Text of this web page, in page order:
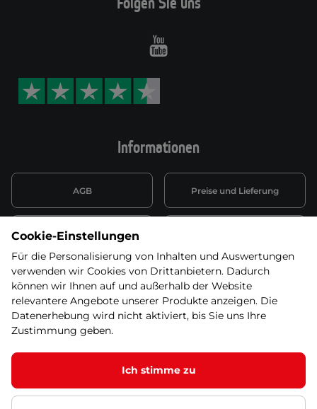
Informationen
AGB Preise und Lieferung
Datenschutzerklärung
Wiederufsbelehrung mit Link
zum Formular
Batterieentsorgung
Informationen zu Elektro-
und Elektonikgeräten
Widerruf erklären
Youtube
Cookie-Einstellungen
Für die Personalisierung von Inhalten und Auswertungen
verwenden wir Cookies von Drittanbietern. Dadurch
können wir Ihnen auf und außerhalb der Website
relevantere Angebote unserer Produkte anzeigen. Die
Datenerhebung wird nicht aktiviert, bis Sie uns Ihre
Zustimmung geben.
Ich stimme zu